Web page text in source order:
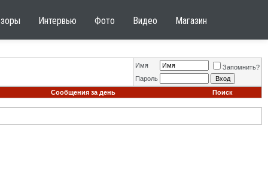
Интервью Фото Видео Магазин
Имя
Запомнить?
Пароль
Сообщения за день
Поиск